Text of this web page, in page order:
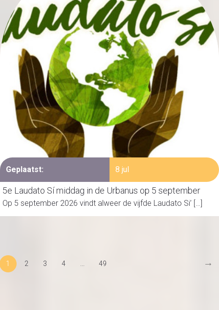
Geplaatst: 8 jul
5e Laudato Sí middag in de Urbanus op 5 september
Op 5 september 2026 vindt alweer de vijfde Laudato Si’ […]
1 2 3 4 ... 49 →